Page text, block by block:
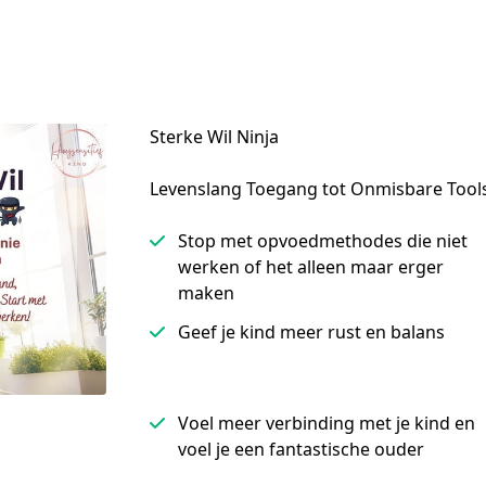
Sterke Wil Ninja
Levenslang Toegang tot Onmisbare
Stop met opvoedmethodes die niet
werken of het alleen maar erger
maken
Geef je kind meer rust en balans
Voel meer verbinding met je kind en
voel je een fantastische ouder